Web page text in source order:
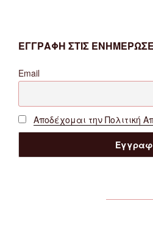
ΕΓΓΡΑΦΗ ΣΤΙΣ
Email
Αποδέχομαι την Πολιτική